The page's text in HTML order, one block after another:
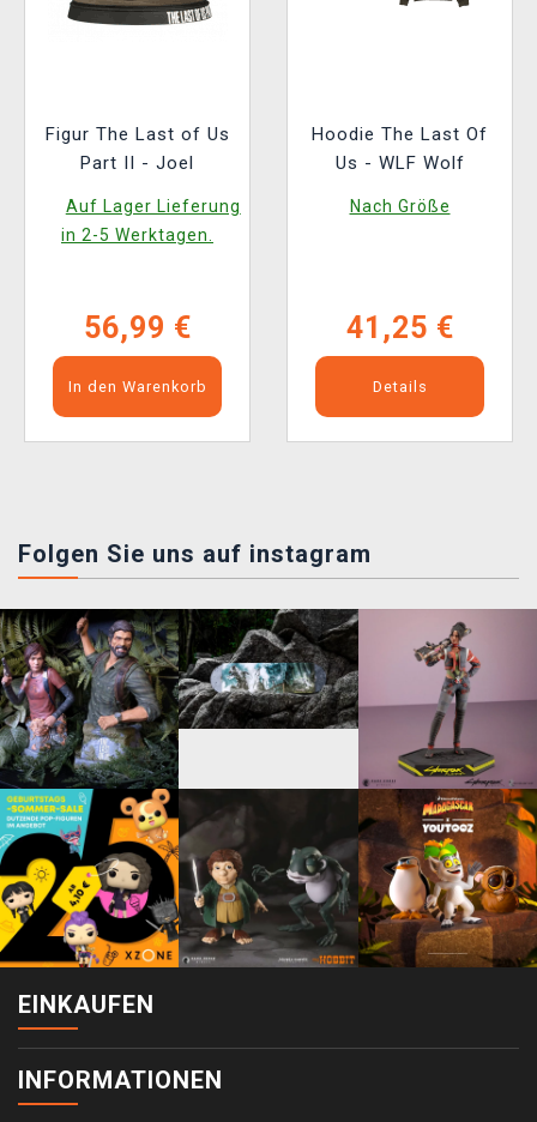
Figur The Last of Us
Part II - Joel
Auf Lager Lieferung
in 2-5 Werktagen.
56,99 €
In den Warenkorb
Hoodie The Last Of
Us - WLF Wolf
Nach Größe
41,25 €
Details
Folgen Sie uns auf instagram
EINKAUFEN
INFORMATIONEN